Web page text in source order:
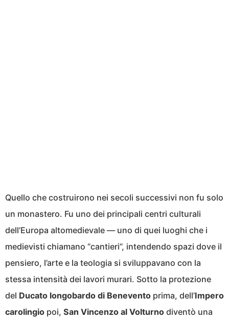
Quello che costruirono nei secoli successivi non fu solo
un monastero. Fu uno dei principali centri culturali
dell’Europa altomedievale — uno di quei luoghi che i
medievisti chiamano “cantieri”, intendendo spazi dove il
pensiero, l’arte e la teologia si sviluppavano con la
stessa intensità dei lavori murari. Sotto la protezione
del Ducato longobardo di Benevento prima, dell’Impero
carolingio poi, San Vincenzo al Volturno diventò una